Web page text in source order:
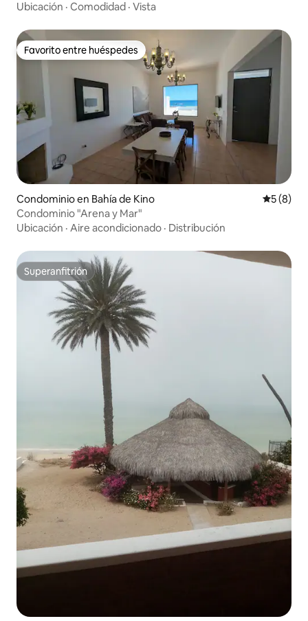
Ubicación · Comodidad · Vista
Favorito entre huéspedes
Favorito entre huéspedes
Condominio en Bahía de Kino
5 (8)
Condominio "Arena y Mar"
Ubicación · Aire acondicionado · Distribución
Superanfitrión
Superanfitrión